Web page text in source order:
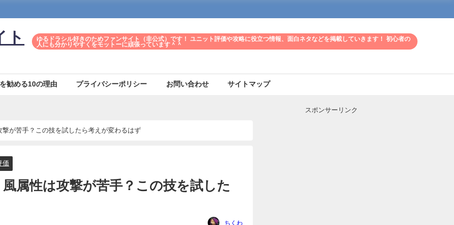
ト
ゆるドラシル好きのためファンサイト（非公式）です！ ユニット評価や攻略に役立つ情報、面白ネタなどを掲載していきます！ 初心者の
人にも分かりやすくをモットーに頑張っています＾＾
勧める10の理由 プライバシーポリシー お問い合わせ サイトマップ
が苦手？この技を試したら考えが変わるはず
価
属性は攻撃が苦手？この技を試した
ちくわ
スポンサーリンク